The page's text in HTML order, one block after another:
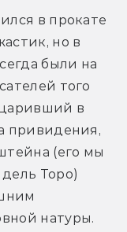
в прокате
но в
были на
того
в
привидения,
(его мы
Торо)
натуры.